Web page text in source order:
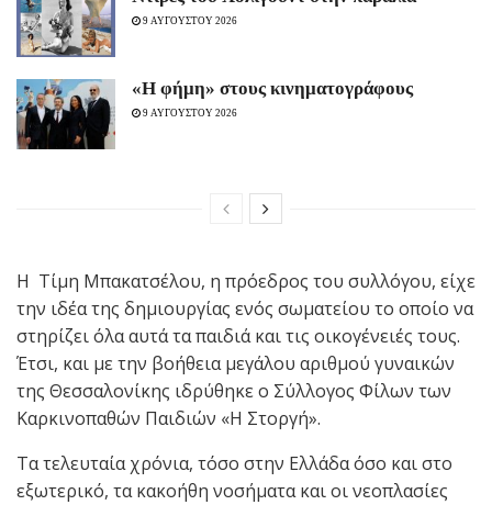
9 ΑΥΓΟΥΣΤΟΥ 2026
«H φήμη» στους κινηματογράφους
9 ΑΥΓΟΥΣΤΟΥ 2026
Η Τίμη Μπακατσέλου, η πρόεδρος του συλλόγου, είχε
την ιδέα της δημιουργίας ενός σωματείου το οποίο να
στηρίζει όλα αυτά τα παιδιά και τις οικογένειές τους.
Έτσι, και με την βοήθεια μεγάλου αριθμού γυναικών
της Θεσσαλονίκης ιδρύθηκε ο Σύλλογος Φίλων των
Καρκινοπαθών Παιδιών «Η Στοργή».
Τα τελευταία χρόνια, τόσο στην Ελλάδα όσο και στο
εξωτερικό, τα κακοήθη νοσήματα και οι νεοπλασίες